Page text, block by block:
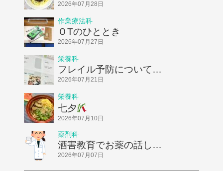
2026年07月28日
作業療法科
ＯTのひととき
2026年07月27日
栄養科
フレイル予防についてお
話ししました！
2026年07月21日
栄養科
七夕
2026年07月10日
薬剤科
酒害教育でお薬の話しを
してきました
2026年07月07日